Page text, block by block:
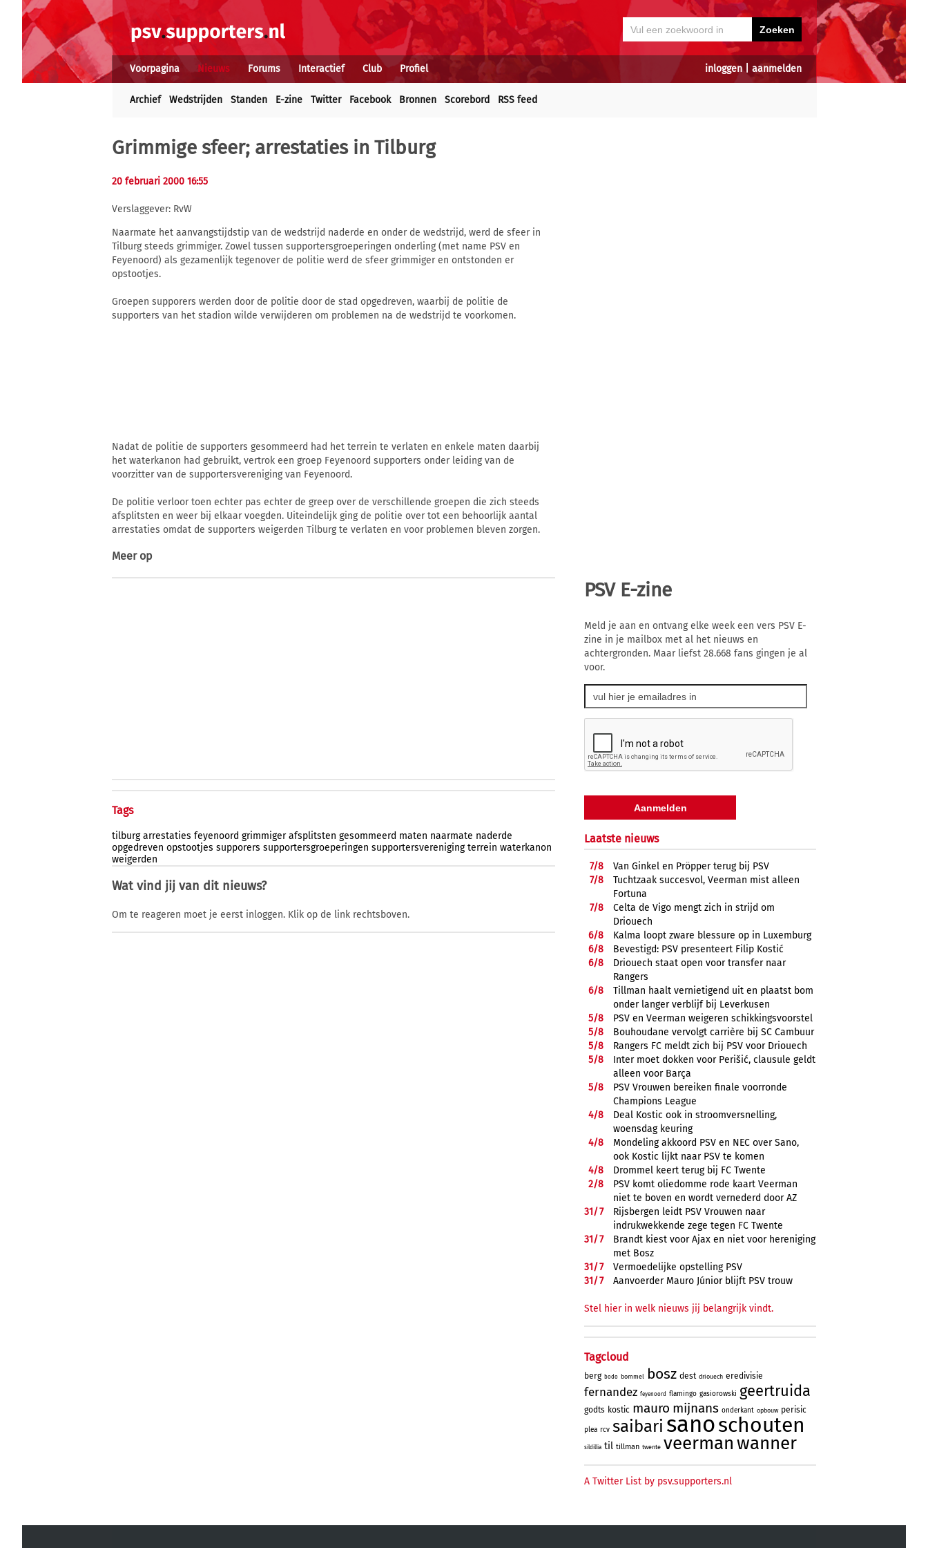
inloggen| aanmelden
Voorpagina Nieuws Forums Interactief Club Profiel
Archief Wedstrijden Standen E-zine Twitter Facebook Bronnen Scorebord RSS feed
Grimmige sfeer; arrestaties in Tilburg
20 februari 2000 16:55
Verslaggever: RvW
Naarmate het aanvangstijdstip van de wedstrijd naderde en onder de wedstrijd, werd de sfeer in
Tilburg steeds grimmiger. Zowel tussen supportersgroeperingen onderling (met name PSV en
Feyenoord) als gezamenlijk tegenover de politie werd de sfeer grimmiger en ontstonden er
opstootjes.
Groepen supporers werden door de politie door de stad opgedreven, waarbij de politie de
supporters van het stadion wilde verwijderen om problemen na de wedstrijd te voorkomen.
Nadat de politie de supporters gesommeerd had het terrein te verlaten en enkele maten daarbij
het waterkanon had gebruikt, vertrok een groep Feyenoord supporters onder leiding van de
voorzitter van de supportersvereniging van Feyenoord.
De politie verloor toen echter pas echter de greep over de verschillende groepen die zich steeds
afsplitsten en weer bij elkaar voegden. Uiteindelijk ging de politie over tot een behoorlijk aantal
arrestaties omdat de supporters weigerden Tilburg te verlaten en voor problemen bleven zorgen.
Meer op
Tags
tilburg arrestaties feyenoord grimmiger afsplitsten gesommeerd maten naarmate naderde
opgedreven opstootjes supporers supportersgroeperingen supportersvereniging terrein waterkanon
weigerden
Wat vind jij van dit nieuws?
Om te reageren moet je eerst inloggen. Klik op de link rechtsboven.
PSV E-zine
Meld je aan en ontvang elke week een vers PSV E-
zine in je mailbox met al het nieuws en
achtergronden. Maar liefst 28.668 fans gingen je al
voor.
Laatste nieuws
7/8
Van Ginkel en Pröpper terug bij PSV
7/8
Tuchtzaak succesvol, Veerman mist alleen
Fortuna
7/8
Celta de Vigo mengt zich in strijd om
Driouech
6/8
Kalma loopt zware blessure op in Luxemburg
6/8
Bevestigd: PSV presenteert Filip Kostić
6/8
Driouech staat open voor transfer naar
Rangers
6/8
Tillman haalt vernietigend uit en plaatst bom
onder langer verblijf bij Leverkusen
5/8
PSV en Veerman weigeren schikkingsvoorstel
5/8
Bouhoudane vervolgt carrière bij SC Cambuur
5/8
Rangers FC meldt zich bij PSV voor Driouech
5/8
Inter moet dokken voor Perišić, clausule geldt
alleen voor Barça
5/8
PSV Vrouwen bereiken finale voorronde
Champions League
4/8
Deal Kostic ook in stroomversnelling,
woensdag keuring
4/8
Mondeling akkoord PSV en NEC over Sano,
ook Kostic lijkt naar PSV te komen
4/8
Drommel keert terug bij FC Twente
2/8
PSV komt oliedomme rode kaart Veerman
niet te boven en wordt vernederd door AZ
31/7
Rijsbergen leidt PSV Vrouwen naar
indrukwekkende zege tegen FC Twente
31/7
Brandt kiest voor Ajax en niet voor hereniging
met Bosz
31/7
Vermoedelijke opstelling PSV
31/7 Aanvoerder Mauro Júnior blijft PSV trouw
Stel hier in welk nieuws jij belangrijk vindt.
Tagcloud
berg bodo bommel bosz dest driouech eredivisie
fernandez feyenoord flamingo gasiorowski geertruida
godts kostic mauro mijnans onderkant opbouw perisic
plea rcv saibari sanoschouten
sildillia til tillman twente veermanwanner
A Twitter List by psv.supporters.nl